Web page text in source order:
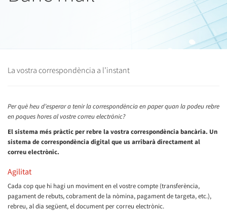
La vostra correspondència a l’instant
Per què heu d’esperar a tenir la correspondència en paper quan la podeu rebre
en poques hores al vostre correu electrònic?
El sistema més pràctic per rebre la vostra correspondència bancària. Un
sistema de correspondència digital que us arribarà directament al
correu electrònic.
Agilitat
Cada cop que hi hagi un moviment en el vostre compte (transferència,
pagament de rebuts, cobrament de la nòmina, pagament de targeta, etc.),
rebreu, al dia següent, el document per correu electrònic.